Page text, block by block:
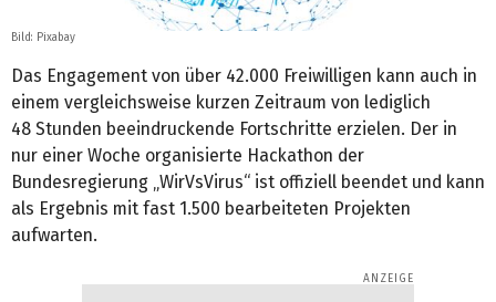
Bild: Pixabay
Das Engagement von über 42.000 Freiwilligen kann auch in
einem vergleichsweise kurzen Zeitraum von lediglich
48 Stunden beeindruckende Fortschritte erzielen. Der in
nur einer Woche organisierte Hackathon der
Bundesregierung „WirVsVirus“ ist offiziell beendet und kann
als Ergebnis mit fast 1.500 bearbeiteten Projekten
aufwarten.